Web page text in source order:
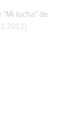
“Mi lucha” de